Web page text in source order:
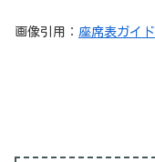
画像引用： 座席表ガイド